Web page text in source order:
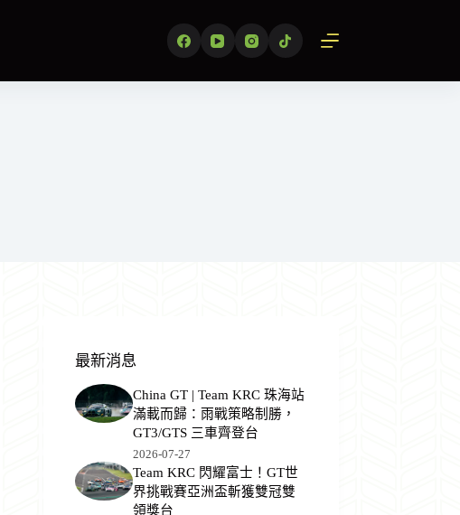
最新消息
China GT | Team KRC 珠海站
滿載而歸：雨戰策略制勝，
GT3/GTS 三車齊登台
2026-07-27
Team KRC 閃耀富士！GT世
界挑戰賽亞洲盃斬獲雙冠雙
領獎台